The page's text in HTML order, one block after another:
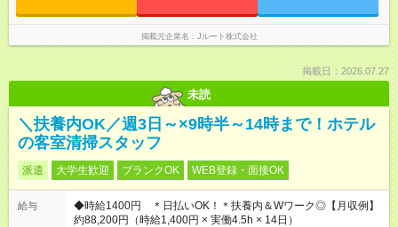
掲載元企業名 Jルート株式会社
掲載日：2026.07.27
未読
＼扶養内OK／週3日～×9時半～14時まで！ホテル
の客室清掃スタッフ
派遣 大学生歓迎 ブランクOK WEB登録・面接OK
給与
◆時給1400円 ＊日払いOK！＊扶養内＆Wワーク◎【月収例】
約88,200円（時給1,400円 × 実働4.5h × 14日）